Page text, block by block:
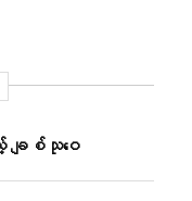
ချစ်သုဝေ